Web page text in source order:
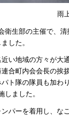
雨
衛生部の主催で、
した。
い地域の方々が大
合町内会会長の挨
ト隊の隊員も加わ
しました。
パーを着用し、な